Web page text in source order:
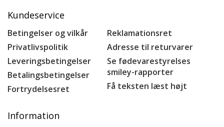
Kundeservice
Betingelser og vilkår
Privatlivspolitik
Leveringsbetingelser
Betalingsbetingelser
Fortrydelsesret
Reklamationsret
Adresse til returvarer
Se fødevarestyrelses
smiley-rapporter
Få teksten læst højt
Information